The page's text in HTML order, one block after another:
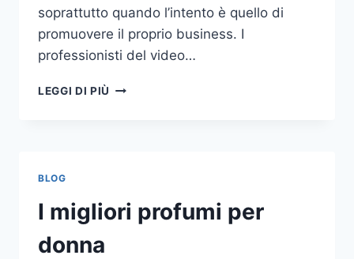
soprattutto quando l’intento è quello di
promuovere il proprio business. I
professionisti del video…
LEGGI DI PIÙ
VIDEO
BLOG
I migliori profumi per
donna